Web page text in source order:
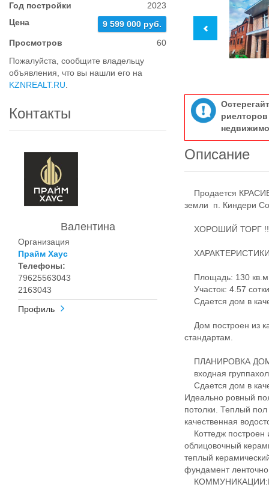
Год постройки
2023
Цена
9 599 000 руб.
Просмотров
60
Пожалуйста, сообщите владельцу
объявления, что вы нашли его на
KZNREALT.RU
Контакты
Валентина
Организация
Прайм Хаус
Телефоны:
79625563043
2163043
Профиль
Описание
Продается
земли п. Киндери
ХОРОШИЙ ТОРГ
Площадь: 130
Участок: 4.57
Сдается дом в
Дом построен из
стандартам.
ПЛАНИРОВКА
​​входная
Сдается дом в
Идеально ровный
потолки. Теплый
качественная
Коттедж построен
облицовочный
теплый
фундамент